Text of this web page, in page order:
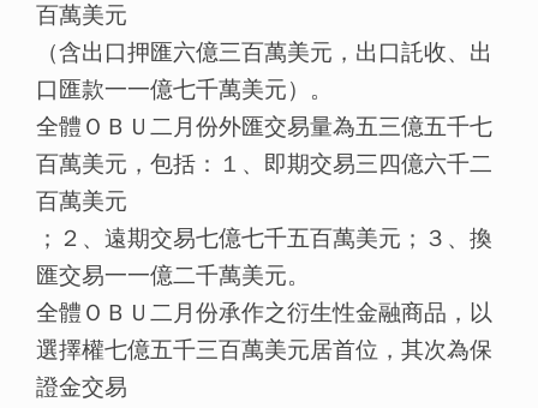
百萬美元
（含出口押匯六億三百萬美元，出口託收、出
口匯款一一億七千萬美元）。
全體ＯＢＵ二月份外匯交易量為五三億五千七
百萬美元，包括：１、即期交易三四億六千二
百萬美元
；２、遠期交易七億七千五百萬美元；３、換
匯交易一一億二千萬美元。
全體ＯＢＵ二月份承作之衍生性金融商品，以
選擇權七億五千三百萬美元居首位，其次為保
證金交易